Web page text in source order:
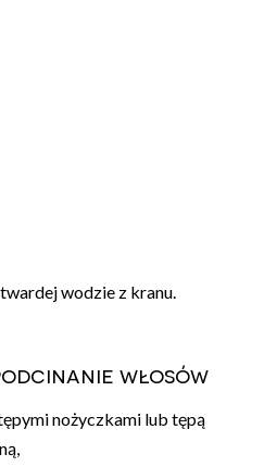
wodzie z kranu.
włosów
nożyczkami lub tępą